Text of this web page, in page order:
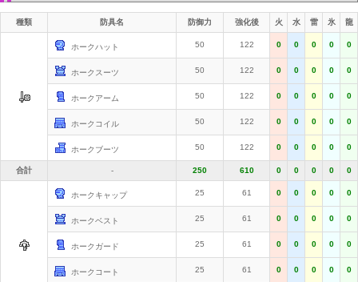
種類 防具名 防御力 強化後 火 水 雷 氷 龍
ホークハット 50 122 0 0 0 0 0
ホークスーツ 50 122 0 0 0 0 0
ホークアーム 50 122 0 0 0 0 0
ホークコイル 50 122 0 0 0 0 0
ホークブーツ 50 122 0 0 0 0 0
合計 - 250 610 0 0 0 0 0
ホークキャップ 25 61 0 0 0 0 0
ホークベスト 25 61 0 0 0 0 0
ホークガード 25 61 0 0 0 0 0
ホークコート 25 61 0 0 0 0 0